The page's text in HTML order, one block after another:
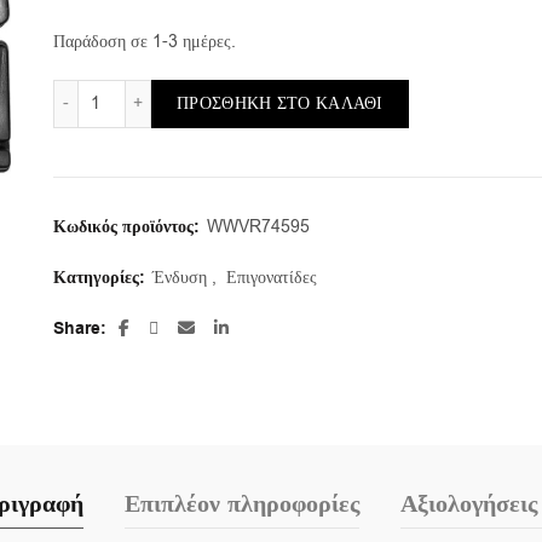
was:
€5.00.
τιμή
είναι:
Παράδοση σε 1-3 ημέρες.
Επιγονατίδες EVA - Vorel(74595) ποσότητα
ΠΡΟΣΘΉΚΗ ΣΤΟ ΚΑΛΆΘΙ
Κωδικός προϊόντος: WWVR74595
Κατηγορίες: Ένδυση , Επιγονατίδες
Share
Επιπλέον πληροφορίες